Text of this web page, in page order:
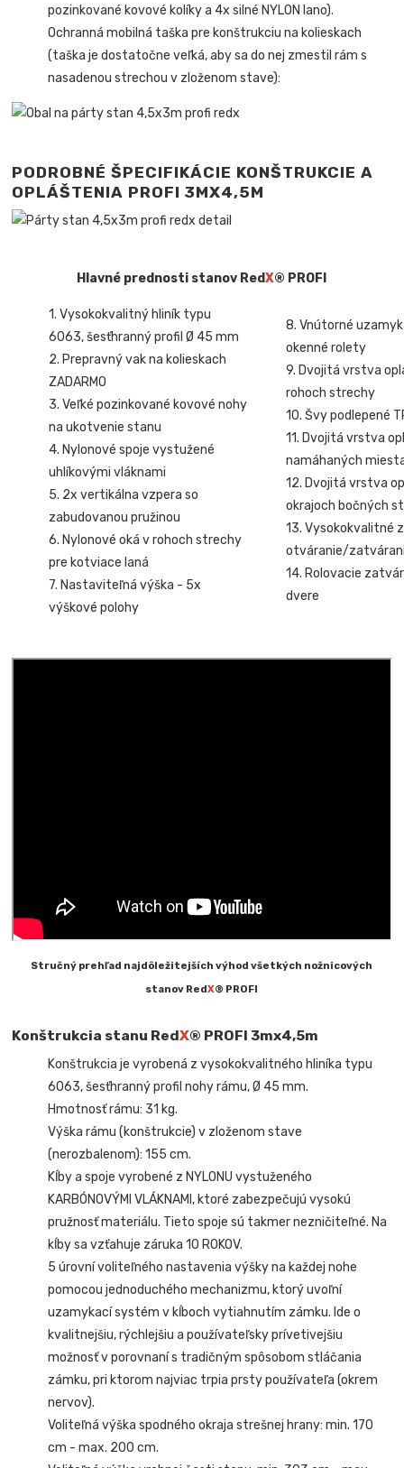
pozinkované kovové kolíky a 4x silné NYLON lano).
Ochranná mobilná taška pre konštrukciu na kolieskach
(taška je dostatočne veľká, aby sa do nej zmestil rám s
nasadenou strechou v zloženom stave):
PODROBNÉ ŠPECIFIKÁCIE KONŠTRUKCIE A
OPLÁŠTENIA PROFI 3MX4,5M
Hlavné prednosti stanov RedX® PROFI
1. Vysokokvalitný hliník typu
6063, šesťhranný profil Ø 45 mm
2. Prepravný vak na kolieskach
ZADARMO
3. Veľké pozinkované kovové nohy
na ukotvenie stanu
4. Nylonové spoje vystužené
uhlíkovými vláknami
5. 2x vertikálna vzpera so
zabudovanou pružinou
6. Nylonové oká v rohoch strechy
pre kotviace laná
7. Nastaviteľná výška - 5x
výškové polohy
8. Vnútorné
okenné rolety
9. Dvojitá vrstva
rohoch strechy
10. Švy podlepené
11. Dvojitá vrstva
namáhaných
12. Dvojitá vrstva
okrajoch bočných
13. Vysokokvalitné
otváranie/
14. Rolovacie
dvere
Stručný prehľad najdôležitejších výhod všetkých nožnicových
stanov RedX® PROFI
Konštrukcia stanu RedX® PROFI 3mx4,5m
Konštrukcia je vyrobená z vysokokvalitného hliníka typu
6063, šesťhranný profil nohy rámu, Ø 45 mm.
Hmotnosť rámu: 31 kg.
Výška rámu (konštrukcie) v zloženom stave
(nerozbalenom): 155 cm.
Kĺby a spoje vyrobené z NYLONU vystuženého
KARBÓNOVÝMI VLÁKNAMI, ktoré zabezpečujú vysokú
pružnosť materiálu. Tieto spoje sú takmer nezničiteľné. Na
kĺby sa vzťahuje záruka 10 ROKOV.
5 úrovní voliteľného nastavenia výšky na každej nohe
pomocou jednoduchého mechanizmu, ktorý uvoľní
uzamykací systém v kĺboch vytiahnutím zámku. Ide o
kvalitnejšiu, rýchlejšiu a používateľsky prívetivejšiu
možnosť v porovnaní s tradičným spôsobom stláčania
zámku, pri ktorom najviac trpia prsty používateľa (okrem
nervov).
Voliteľná výška spodného okraja strešnej hrany: min. 170
cm - max. 200 cm.